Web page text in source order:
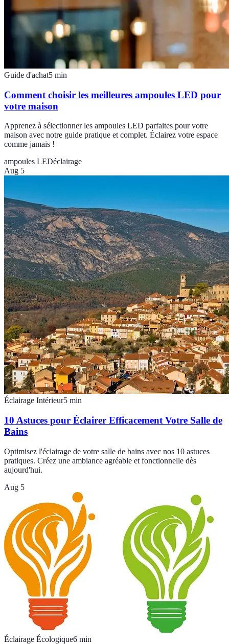
Guide d'achat5 min
Comment choisir les meilleures ampoules LED pour
votre maison
Apprenez à sélectionner les ampoules LED parfaites pour votre
maison avec notre guide pratique et complet. Éclairez votre espace
comme jamais !
ampoules LEDéclairage
Aug 5
Éclairage Intérieur5 min
10 Astuces pour Éclairer Efficacement Votre Salle de
Bains
Optimisez l'éclairage de votre salle de bains avec nos 10 astuces
pratiques. Créez une ambiance agréable et fonctionnelle dès
aujourd'hui.
Aug 5
Éclairage Écologique6 min